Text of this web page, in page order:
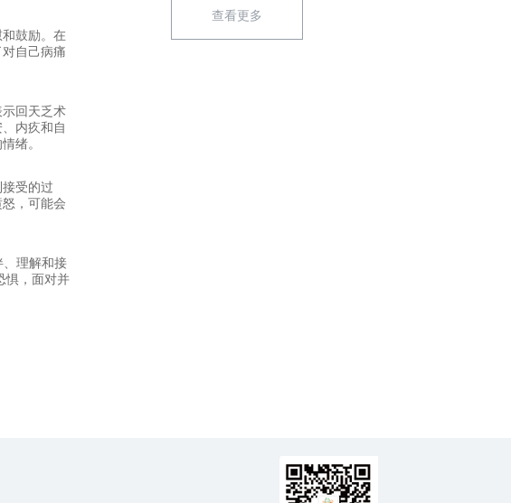
鼓励。在
自己病痛
回天乏术
内疚和自
绪。
受的过
，可能会
、理解和接
惧，面对并
查看更多